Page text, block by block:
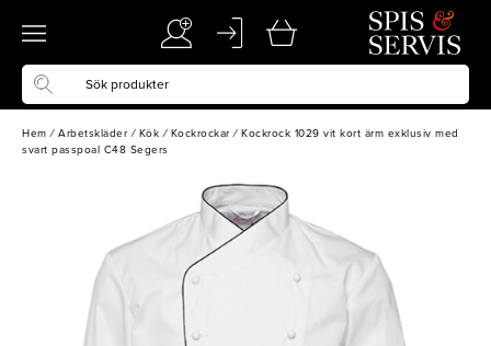
Hem / Arbetskläder / Kök / Kockrockar / Kockrock 1029 vit kort ärm exklusiv med
svart passpoal C48 Segers